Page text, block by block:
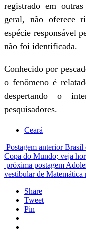
registrado em
geral, não oferece
espécie responsável
não foi identificada.
Conhecido por
o fenômeno é
despertando o
pesquisadores.
Ceará
Postagem anterior Brasil
Copa do Mundo; veja
próxima postagem
vestibular de Matemática
Share
Tweet
Pin